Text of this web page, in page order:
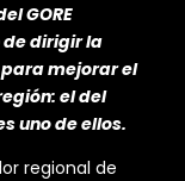
GORE
de dirigir la
mejorar el
el del
uno de ellos.
regional de